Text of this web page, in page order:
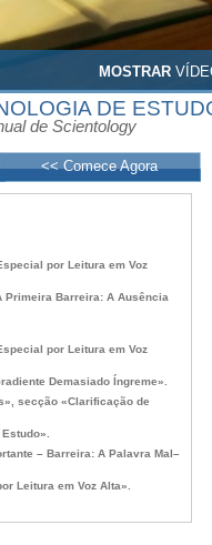
MOSTRAR
DE
de Scientology
<< Comece Agora
por Leitura em Voz
Primeira Barreira: A Ausência
por Leitura em Voz
Demasiado Íngreme».
secção «Clarificação de
– Barreira: A Palavra Mal–
Leitura em Voz Alta».